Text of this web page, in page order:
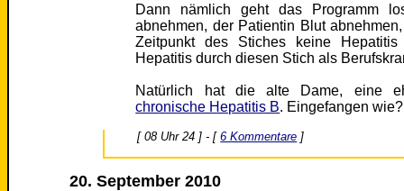
Dann nämlich geht das Programm
abnehmen, der Patientin Blut
Zeitpunkt des Stiches keine
Hepatitis durch diesen Stich als
Natürlich hat die alte Dame, eine
chronische Hepatitis B. Eingefangen
[ 08 Uhr 24 ] - [6 Kommentare ]
20. September 2010